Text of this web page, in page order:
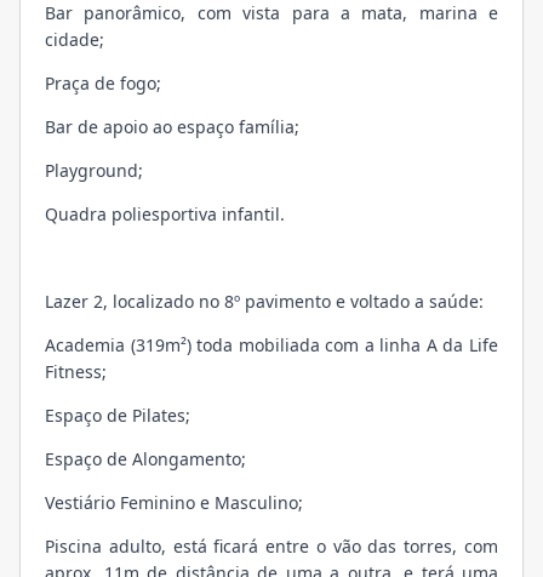
Bar panorâmico, com vista para a mata, marina e
cidade;
Praça de fogo;
Bar de apoio ao espaço família;
Playground;
Quadra poliesportiva infantil.
Lazer 2, localizado no 8º pavimento e voltado a saúde:
Academia (319m²) toda mobiliada com a linha A da Life
Fitness;
Espaço de Pilates;
Espaço de Alongamento;
Vestiário Feminino e Masculino;
Piscina adulto, está ficará entre o vão das torres, com